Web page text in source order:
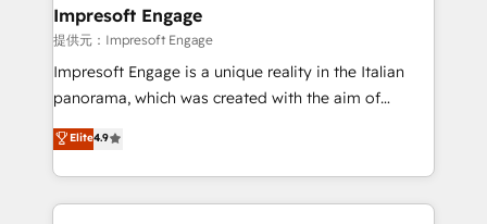
products and strategies that actually make a
difference.
Impresoft Engage
提供元：Impresoft Engage
Impresoft Engage is a unique reality in the Italian
panorama, which was created with the aim of
putting Customer Experience at the center by
creating digital environments capable of integrating
people, processes and data. We offer the best
digital solutions on the market, ranging from CRM
Elite4.9